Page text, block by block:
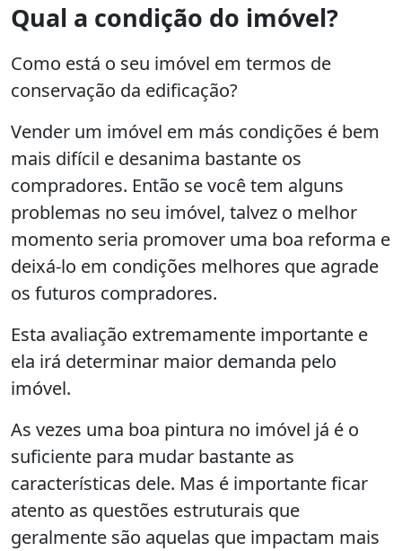
Qual a condição do imóvel?
Como está o seu imóvel em termos de
conservação da edificação?
Vender um imóvel em más condições é bem
mais difícil e desanima bastante os
compradores. Então se você tem alguns
problemas no seu imóvel, talvez o melhor
momento seria promover uma boa reforma e
deixá-lo em condições melhores que agrade
os futuros compradores.
Esta avaliação extremamente importante e
ela irá determinar maior demanda pelo
imóvel.
As vezes uma boa pintura no imóvel já é o
suficiente para mudar bastante as
características dele. Mas é importante ficar
atento as questões estruturais que
geralmente são aquelas que impactam mais